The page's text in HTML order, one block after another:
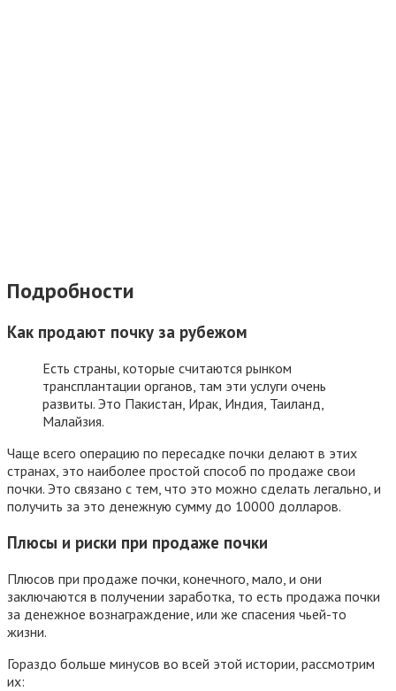
Подробности
Как продают почку за рубежом
Есть страны, которые считаются рынком
трансплантации органов, там эти услуги очень
развиты. Это Пакистан, Ирак, Индия, Таиланд,
Малайзия.
Чаще всего операцию по пересадке почки делают в этих
странах, это наиболее простой способ по продаже свои
почки. Это связано с тем, что это можно сделать легально, и
получить за это денежную сумму до 10000 долларов.
Плюсы и риски при продаже почки
Плюсов при продаже почки, конечного, мало, и они
заключаются в получении заработка, то есть продажа почки
за денежное вознаграждение, или же спасения чьей-то
жизни.
Гораздо больше минусов во всей этой истории, рассмотрим
их: